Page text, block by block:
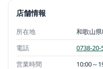
店舗情報
所在地
和歌山
電話
0738-20-
営業時間
10:00～